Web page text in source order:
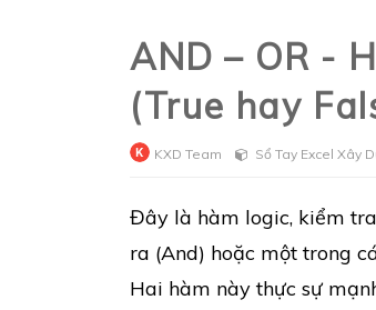
AND – OR -
(True hay
KXD Team Sổ Tay Excel Xây
Đây là hàm logic, kiểm
ra (And) hoặc một trong
Hai hàm này thực sự